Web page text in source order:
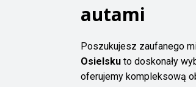
autami
Poszukujesz zaufanego
Osielsku to doskonały
oferujemy kompleksową